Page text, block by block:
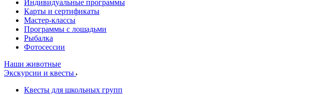
Индивидуальные программы
Карты и сертификаты
Мастер-классы
Программы с лошадьми
Рыбалка
Фотосессии
Наши животные
Экскурсии и квесты
Квесты для школьных групп